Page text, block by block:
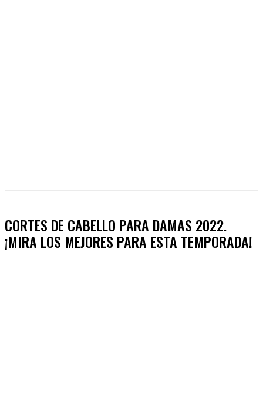
CORTES DE CABELLO PARA DAMAS 2022.
¡MIRA LOS MEJORES PARA ESTA TEMPORADA!